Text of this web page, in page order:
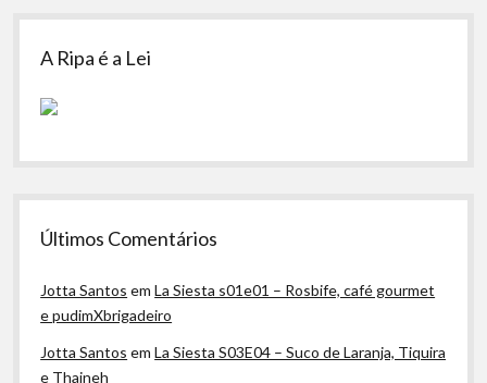
A Ripa é a Lei
Últimos Comentários
Jotta Santos emLa Siesta s01e01 – Rosbife, café gourmet
e pudimXbrigadeiro
Jotta Santos emLa Siesta S03E04 – Suco de Laranja, Tiquira
e Thaineh